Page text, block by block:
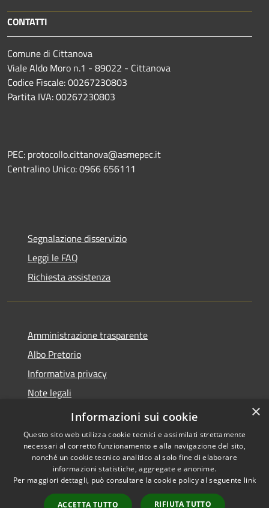
CONTATTI
Comune di Cittanova
Viale Aldo Moro n.1 - 89022 - Cittanova
Codice Fiscale: 00267230803
Partita IVA: 00267230803
PEC: protocollo.cittanova@asmepec.it
Centralino Unico: 0966 656111
Segnalazione disservizio
Leggi le FAQ
Richiesta assistenza
Amministrazione trasparente
Albo Pretorio
Informativa privacy
Note legali
Dichiarazione di accessibilità
Accessibilità
Copyright © 2026 • Comune di
Cittanova • Powered by
Municipium• Accesso
×
Informazioni sui cookie
Questo sito web utilizza cookie tecnici e assimilati strettamente
necessari al corretto funzionamento e alla navigazione del sito,
nonché un cookie tecnico analitico al solo fine di elaborare
informazioni statistiche, aggregate e anonime.
Per maggiori dettagli, può consultare la cookie policy al seguente link
ACCETTA TUTTO RIFIUTA TUTTO